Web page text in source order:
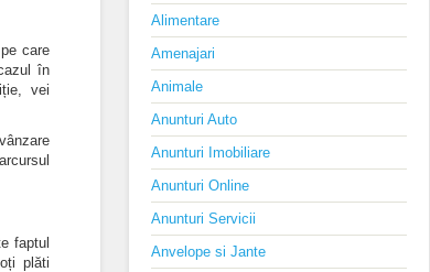
care
în
vei
faptul
plăti
Alimentare
Amenajari
Animale
Anunturi Auto
Anunturi Imobiliare
Anunturi Online
Anunturi Servicii
Anvelope si Jante